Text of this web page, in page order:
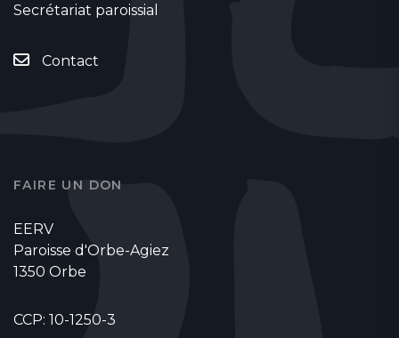
Secrétariat paroissial
Contact
FAIRE UN DON
EERV
Paroisse d'Orbe-Agiez
1350 Orbe
CCP: 10-1250-3